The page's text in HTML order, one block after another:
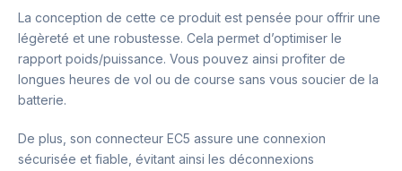
La conception de cette ce produit est pensée pour offrir une
légèreté et une robustesse. Cela permet d’optimiser le
rapport poids/puissance. Vous pouvez ainsi profiter de
longues heures de vol ou de course sans vous soucier de la
batterie.
De plus, son connecteur EC5 assure une connexion
sécurisée et fiable, évitant ainsi les déconnexions